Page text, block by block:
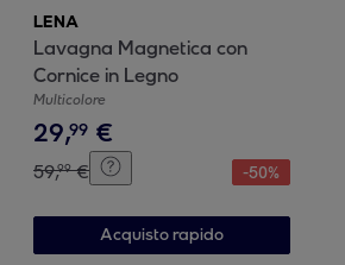
LENA
Lavagna Magnetica con
Cornice in Legno
Multicolore
29,99 €
59,99 € -50%
Acquisto rapido